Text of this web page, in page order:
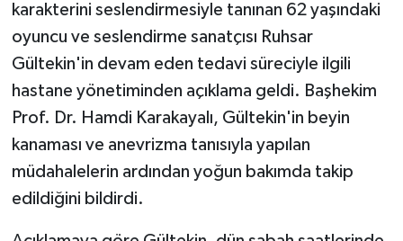
karakterini seslendirmesiyle tanınan 62 yaşındaki
oyuncu ve seslendirme sanatçısı Ruhsar
Gültekin'in devam eden tedavi süreciyle ilgili
hastane yönetiminden açıklama geldi. Başhekim
Prof. Dr. Hamdi Karakayalı, Gültekin'in beyin
kanaması ve anevrizma tanısıyla yapılan
müdahalelerin ardından yoğun bakımda takip
edildiğini bildirdi.